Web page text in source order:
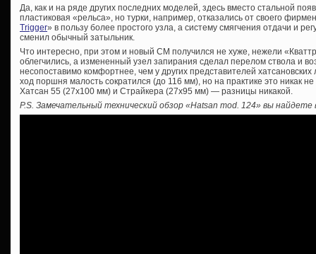
Да, как и на ряде других последних моделей, здесь вместо стальной
пластиковая «рельса», но турки, например, отказались от своего
Trigger» в пользу более простого узла, а систему смягчения отдачи и
сменил обычный затыльник.
Что интересно, при этом и новый СМ получился не хуже, нежели
облегчились, а измененный узел запирания сделал перелом ствола и
несопоставимо комфортнее, чем у других представителей
ход поршня малость сократился (до 116 мм), но на практике это никак
Хатсан 55 (27х100 мм) и Страйкера (27х95 мм) — разницы никакой.
P.S. Замечательный технический обзор «Hatsan mod. 124» вы найдете